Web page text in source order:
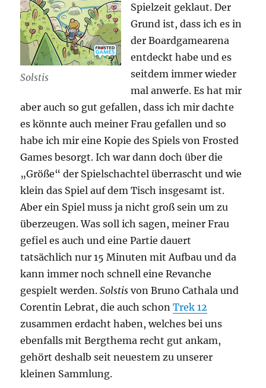
Solstis
Spielzeit geklaut. Der
Grund ist, dass ich es in
der Boardgamearena
entdeckt habe und es
seitdem immer wieder
mal anwerfe. Es hat mir
aber auch so gut gefallen, dass ich mir dachte
es könnte auch meiner Frau gefallen und so
habe ich mir eine Kopie des Spiels von Frosted
Games besorgt. Ich war dann doch über die
„Größe“ der Spielschachtel überrascht und wie
klein das Spiel auf dem Tisch insgesamt ist.
Aber ein Spiel muss ja nicht groß sein um zu
überzeugen. Was soll ich sagen, meiner Frau
gefiel es auch und eine Partie dauert
tatsächlich nur 15 Minuten mit Aufbau und da
kann immer noch schnell eine Revanche
gespielt werden.Solstis von Bruno Cathala und
Corentin Lebrat, die auch schonTrek 12
zusammen erdacht haben, welches bei uns
ebenfalls mit Bergthema recht gut ankam,
gehört deshalb seit neuestem zu unserer
kleinen Sammlung.